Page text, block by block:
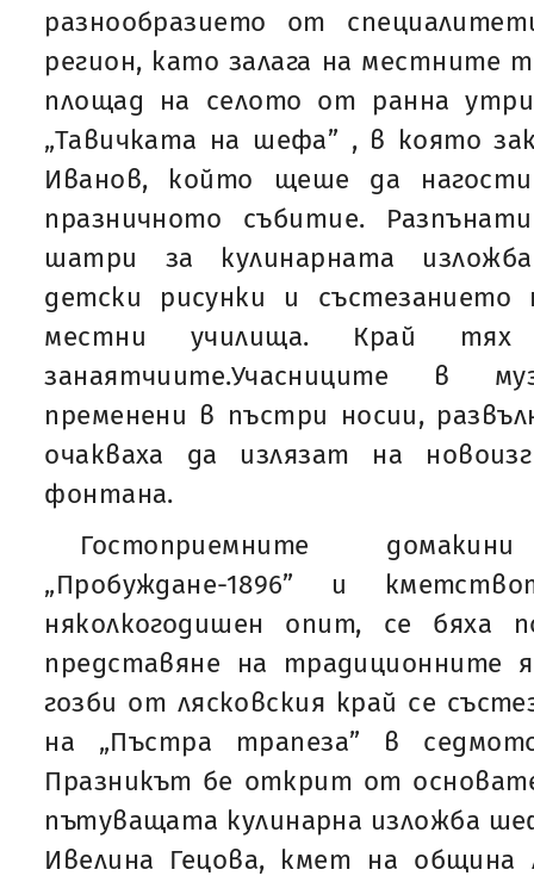
разнообразието от
регион, като залага на местните
площад на селото от ранна
„Тавичката на шефа” , в която
Иванов, който щеше да
празничното събитие.
шатри за кулинарната
детски рисунки и
местни училища. Край
занаятчиите.Учасниците в
пременени в пъстри носии,
очакваха да излязат на
фонтана.
Гостоприемните
„Пробуждане-1896” и
няколкогодишен опит, се бяха
представяне на традиционните
гозби от лясковския край се
на „Пъстра трапеза” в
Празникът бе открит от
пътуващата кулинарна изложба
Ивелина Гецова, кмет на община